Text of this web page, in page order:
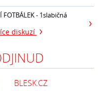
FOTBÁLEK - 1slabičná
diskuzí
BLESK.CZ